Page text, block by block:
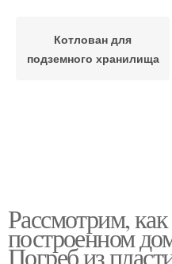
Котлован для
подземного хранилища
Рассмотрим,
построенном
Погреб из